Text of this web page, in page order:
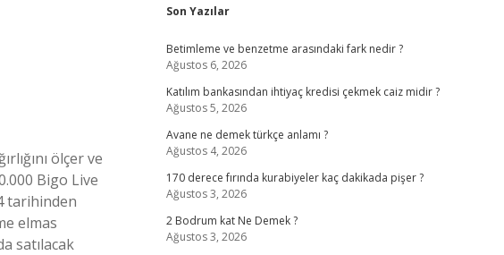
ölçer ve
Bigo Live
tarihinden
elmas
satılacak
Sidebar
Son Yazılar
Betimleme ve benzetme arasındaki fark nedir ?
Ağustos 6, 2026
Katılım bankasından ihtiyaç kredisi çekmek caiz midir ?
Ağustos 5, 2026
Avane ne demek türkçe anlamı ?
Ağustos 4, 2026
170 derece fırında kurabiyeler kaç dakikada pişer ?
Ağustos 3, 2026
2 Bodrum kat Ne Demek ?
Ağustos 3, 2026